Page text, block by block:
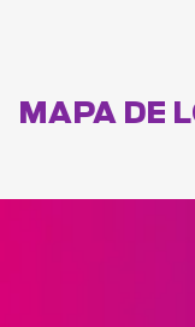
MAPA DE